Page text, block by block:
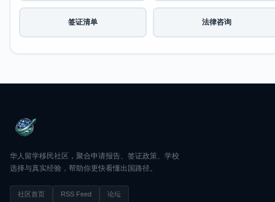
签证清单 法律咨询
华人留学移民社区，聚合申请报告、签证政策、学校
选择与真实经验，帮助你更快看懂出国路径。
社区首页 RSS Feed 论坛